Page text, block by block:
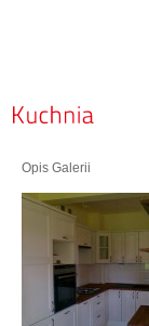
Opis Galerii